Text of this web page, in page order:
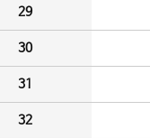
29
30
31
32